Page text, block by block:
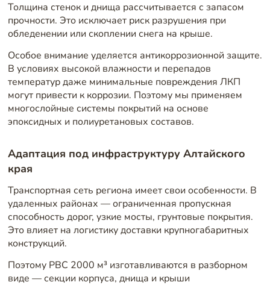
Толщина стенок и днища рассчитывается с запасом
прочности. Это исключает риск разрушения при
обледенении или скоплении снега на крыше.
Особое внимание уделяется антикоррозионной защите.
В условиях высокой влажности и перепадов
температур даже минимальные повреждения ЛКП
могут привести к коррозии. Поэтому мы применяем
многослойные системы покрытий на основе
эпоксидных и полиуретановых составов.
Адаптация под инфраструктуру Алтайского
края
Транспортная сеть региона имеет свои особенности. В
удаленных районах — ограниченная пропускная
способность дорог, узкие мосты, грунтовые покрытия.
Это влияет на логистику доставки крупногабаритных
конструкций.
Поэтому РВС 2000 м³ изготавливаются в разборном
виде — секции корпуса, днища и крыши